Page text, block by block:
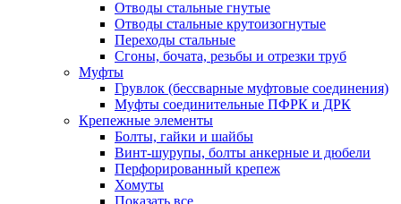
Отводы стальные гнутые
Отводы стальные крутоизогнутые
Переходы стальные
Сгоны, бочата, резьбы и отрезки труб
Муфты
Грувлок (бессварные муфтовые соединения)
Муфты соединительные ПФРК и ДРК
Крепежные элементы
Болты, гайки и шайбы
Винт-шурупы, болты анкерные и дюбели
Перфорированный крепеж
Хомуты
Показать все